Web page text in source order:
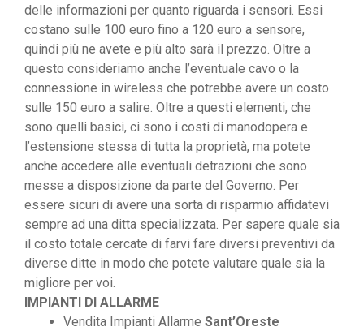
delle informazioni per quanto riguarda i sensori. Essi
costano sulle 100 euro fino a 120 euro a sensore,
quindi più ne avete e più alto sarà il prezzo. Oltre a
questo consideriamo anche l’eventuale cavo o la
connessione in wireless che potrebbe avere un costo
sulle 150 euro a salire. Oltre a questi elementi, che
sono quelli basici, ci sono i costi di manodopera e
l’estensione stessa di tutta la proprietà, ma potete
anche accedere alle eventuali detrazioni che sono
messe a disposizione da parte del Governo. Per
essere sicuri di avere una sorta di risparmio affidatevi
sempre ad una ditta specializzata. Per sapere quale sia
il costo totale cercate di farvi fare diversi preventivi da
diverse ditte in modo che potete valutare quale sia la
migliore per voi.
IMPIANTI DI ALLARME
Vendita Impianti Allarme Sant’Oreste